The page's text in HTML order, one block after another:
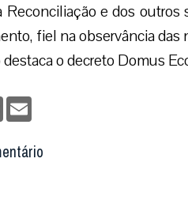
Reconciliação e dos
fiel na observância das
destaca o decreto Domus
WhatsApp